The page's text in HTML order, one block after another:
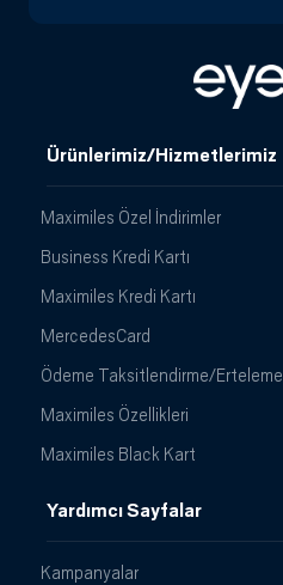
Ürünlerimiz/Hizmetlerimiz
Maximiles Özel İndirimler
Business Kredi Kartı
Maximiles Kredi Kartı
MercedesCard
Ödeme Taksitlendirme/Erteleme
Maximiles Özellikleri
Maximiles Black Kart
Yardımcı Sayfalar
Kampanyalar